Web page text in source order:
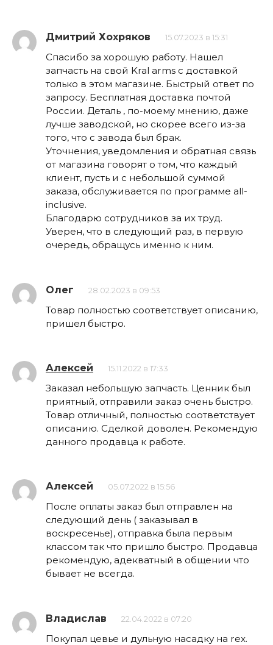
Дмитрий Хохряков 15.07.2023 в 15:31
Спасибо за хорошую работу. Нашел
запчасть на свой Kral arms с доставкой
только в этом магазине. Быстрый ответ по
запросу. Бесплатная доставка почтой
России. Деталь , по-моему мнению, даже
лучше заводской, но скорее всего из-за
того, что с завода был брак.
Уточнения, уведомления и обратная связь
от магазина говорят о том, что каждый
клиент, пусть и с небольшой суммой
заказа, обслуживается по программе all-
inclusive.
Благодарю сотрудников за их труд.
Уверен, что в следующий раз, в первую
очередь, обращусь именно к ним.
Олег 28.02.2023 в 09:53
Товар полностью соответствует описанию,
пришел быстро.
Алексей 15.11.2022 в 17:33
Заказал небольшую запчасть. Ценник был
приятный, отправили заказ очень быстро.
Товар отличный, полностью соответствует
описанию. Сделкой доволен. Рекомендую
данного продавца к работе.
Алексей 05.07.2022 в 15:56
После оплаты заказ был отправлен на
следующий день ( заказывал в
воскресенье), отправка была первым
классом так что пришло быстро. Продавца
рекомендую, адекватный в общении что
бывает не всегда.
Владислав 22.04.2022 в 07:20
Покупал цевье и дульную насадку на rex.